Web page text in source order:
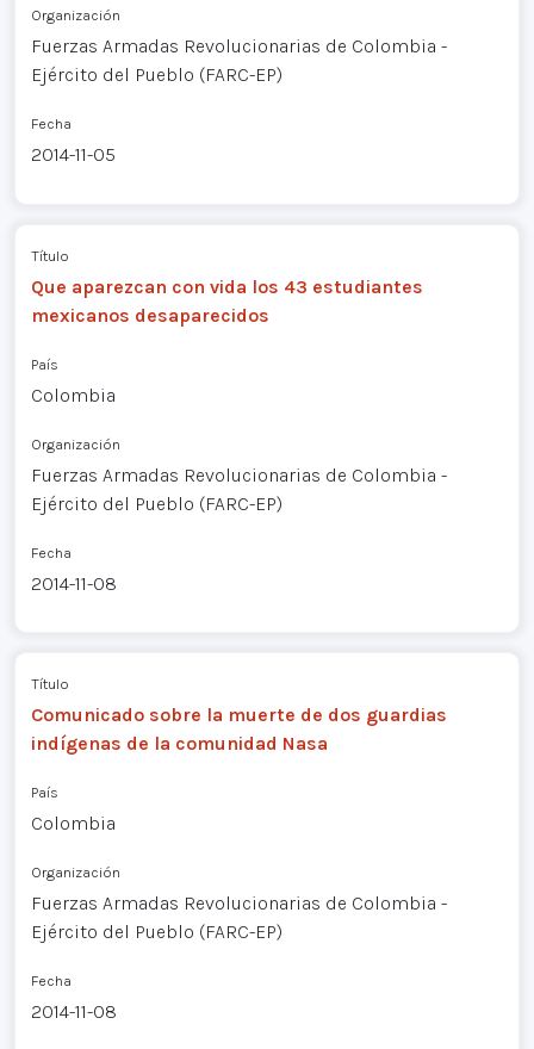
Organización
Fuerzas Armadas Revolucionarias de Colombia -
Ejército del Pueblo (FARC-EP)
Fecha
2014-11-05
Título
Que aparezcan con vida los 43 estudiantes
mexicanos desaparecidos
País
Colombia
Organización
Fuerzas Armadas Revolucionarias de Colombia -
Ejército del Pueblo (FARC-EP)
Fecha
2014-11-08
Título
Comunicado sobre la muerte de dos guardias
indígenas de la comunidad Nasa
País
Colombia
Organización
Fuerzas Armadas Revolucionarias de Colombia -
Ejército del Pueblo (FARC-EP)
Fecha
2014-11-08